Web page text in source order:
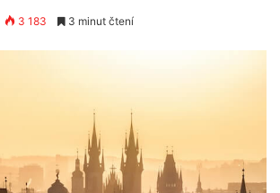
3 183 3 minut čtení